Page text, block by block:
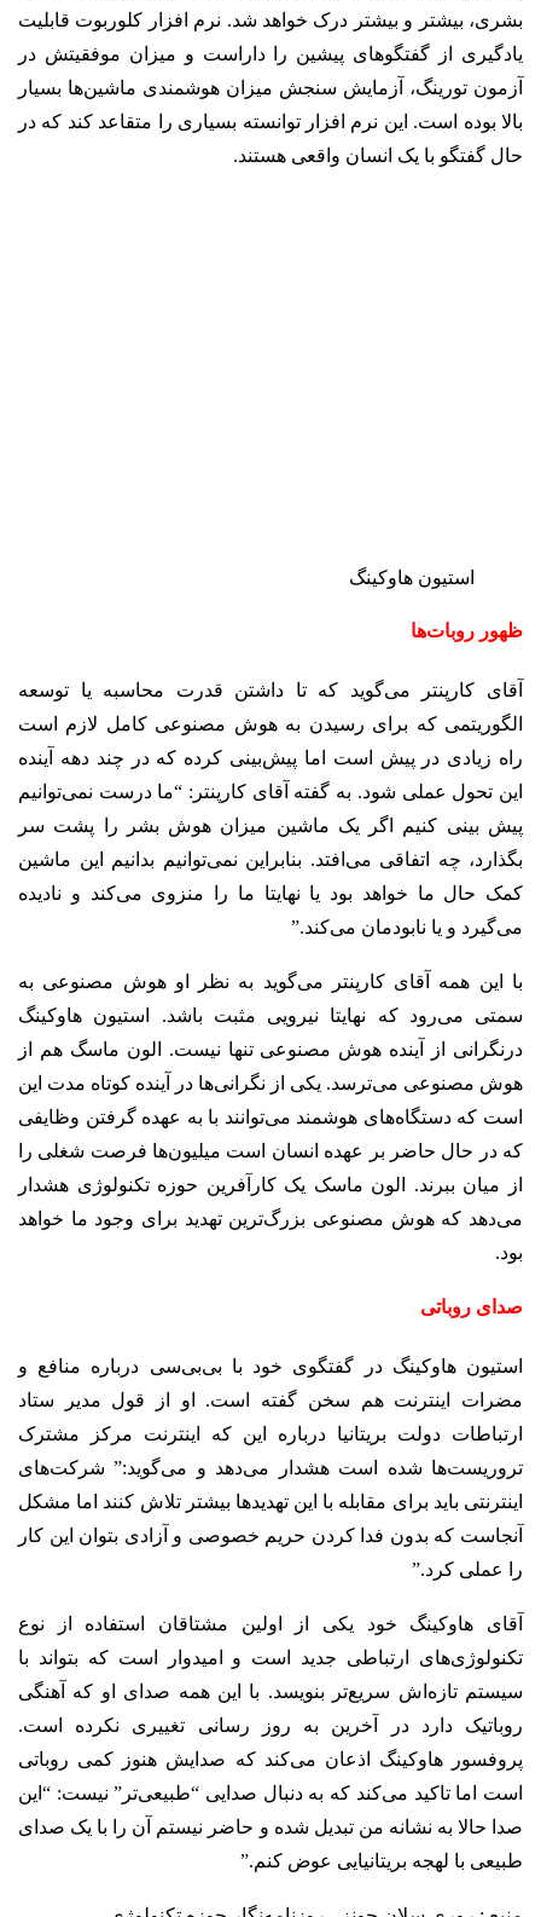
بشری، بیشتر و بیشتر درک خواهد شد. نرم افزار کلوربوت قابلیت
یادگیری از گفتگوهای پیشین را داراست و میزان موفقیتش در
آزمون تورینگ، آزمایش سنجش میزان هوشمندی ماشین‌ها بسیار
بالا بوده است. این نرم افزار توانسته بسیاری را متقاعد کند که در
حال گفتگو با یک انسان واقعی هستند.
استیون هاوکینگ
ظهور روبات‌ها
آقای کارپنتر می‌گوید که تا داشتن قدرت محاسبه یا توسعه
الگوریتمی که برای رسیدن به هوش مصنوعی کامل لازم است
راه زیادی در پیش است اما پیش‌بینی کرده که در چند دهه آینده
این تحول عملی شود. به گفته آقای کارپنتر: “ما درست نمی‌توانیم
پیش بینی کنیم اگر یک ماشین میزان هوش بشر را پشت سر
بگذارد، چه اتفاقی می‌افتد. بنابراین نمی‌توانیم بدانیم این ماشین
کمک حال ما خواهد بود یا نهایتا ما را منزوی می‌کند و نادیده
می‌گیرد و یا نابودمان می‌کند.”
با این همه آقای کارپنتر می‌گوید به نظر او هوش مصنوعی به
سمتی می‌رود که نهایتا نیرویی مثبت باشد. استیون هاوکینگ
درنگرانی از آینده هوش مصنوعی تنها نیست. الون ماسگ هم از
هوش مصنوعی می‌ترسد. یکی از نگرانی‌ها در آینده کوتاه مدت این
است که دستگاه‌های هوشمند می‌توانند با به عهده گرفتن وظایفی
که در حال حاضر بر عهده انسان است میلیون‌ها فرصت شغلی را
از میان ببرند. الون ماسک یک کارآفرین حوزه تکنولوژی هشدار
می‌دهد که هوش مصنوعی بزرگ‌ترین تهدید برای وجود ما خواهد
بود.
صدای روباتی
استیون هاوکینگ در گفتگوی خود با بی‌بی‌سی درباره منافع و
مضرات اینترنت هم سخن گفته است. او از قول مدیر ستاد
ارتباطات دولت بریتانیا درباره این که اینترنت مرکز مشترک
تروریست‌ها شده است هشدار می‌دهد و می‌گوید:” شرکت‌های
اینترنتی باید برای مقابله با این تهدیدها بیشتر تلاش کنند اما مشکل
آنجاست که بدون فدا کردن حریم خصوصی و آزادی بتوان این کار
را عملی کرد.”
آقای هاوکینگ خود یکی از اولین مشتاقان استفاده از نوع
تکنولوژی‌های ارتباطی جدید است و امیدوار است که بتواند با
سیستم تاز‌ه‌اش سریع‌تر بنویسد. با این همه صدای او که آهنگی
روباتیک دارد در آخرین به روز رسانی‌ تغییری نکرده است.
پروفسور هاوکینگ اذعان می‌کند که صدایش هنوز کمی روباتی
است اما تاکید می‌کند که به دنبال صدایی “طبیعی‌تر” نیست: “این
صدا حالا به نشانه من تبدیل شده و حاضر نیستم آن را با یک صدای
طبیعی با لهجه بریتانیایی عوض کنم.”